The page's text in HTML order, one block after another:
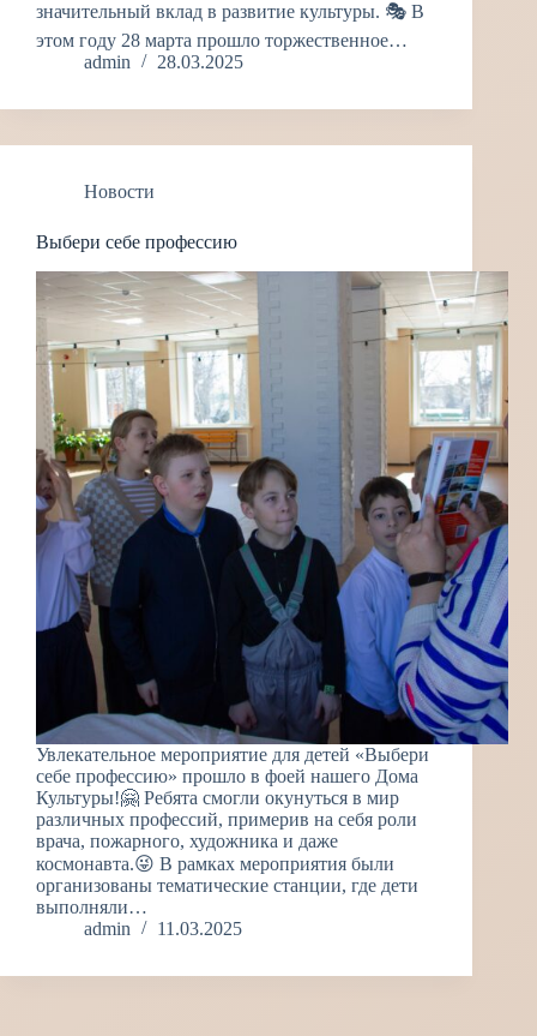
значительный вклад в развитие культуры. 🎭 В
этом году 28 марта прошло торжественное…
admin
28.03.2025
Новости
Выбери себе профессию
Увлекательное мероприятие для детей «Выбери
себе профессию» прошло в фоей нашего Дома
Культуры!🤗 Ребята смогли окунуться в мир
различных профессий, примерив на себя роли
врача, пожарного, художника и даже
космонавта.😜 В рамках мероприятия были
организованы тематические станции, где дети
выполняли…
admin
11.03.2025